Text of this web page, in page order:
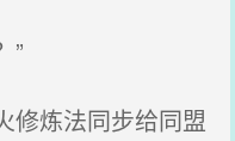
”
修炼法同步给同盟